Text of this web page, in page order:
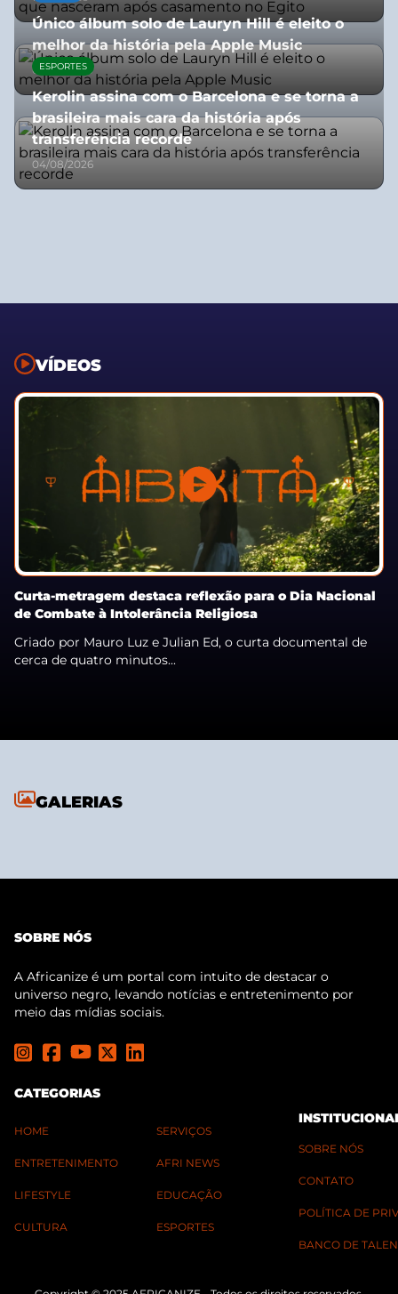
Único álbum solo de Lauryn Hill é eleito o
melhor da história pela Apple Music
06/08/2026
ESPORTES
Kerolin assina com o Barcelona e se torna a
brasileira mais cara da história após
transferência recorde
04/08/2026
VÍDEOS
Curta-metragem destaca reflexão para o Dia Nacional
de Combate à Intolerância Religiosa
Criado por Mauro Luz e Julian Ed, o curta documental de
cerca de quatro minutos...
GALERIAS
SOBRE NÓS
A Africanize é um portal com intuito de destacar o
universo negro, levando notícias e entretenimento por
meio das mídias sociais.
CATEGORIAS
HOME
ENTRETENIMENTO
LIFESTYLE
CULTURA
SERVIÇOS
AFRI NEWS
EDUCAÇÃO
ESPORTES
SOBRE NÓS
CONTATO
POLÍTICA DE
BANCO DE